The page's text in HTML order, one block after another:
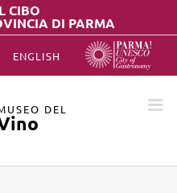
CIBO
DI PARMA
ENGLISH
DEL